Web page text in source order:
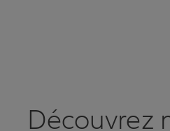
Découvrez